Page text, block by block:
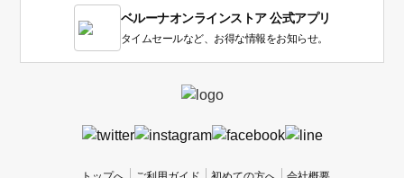
ベルーナオンラインストア 公式アプリ
タイムセールなど、お得な情報をお知らせ。